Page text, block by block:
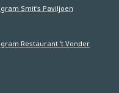
Smit's Paviljoen
Restaurant 't Vonder